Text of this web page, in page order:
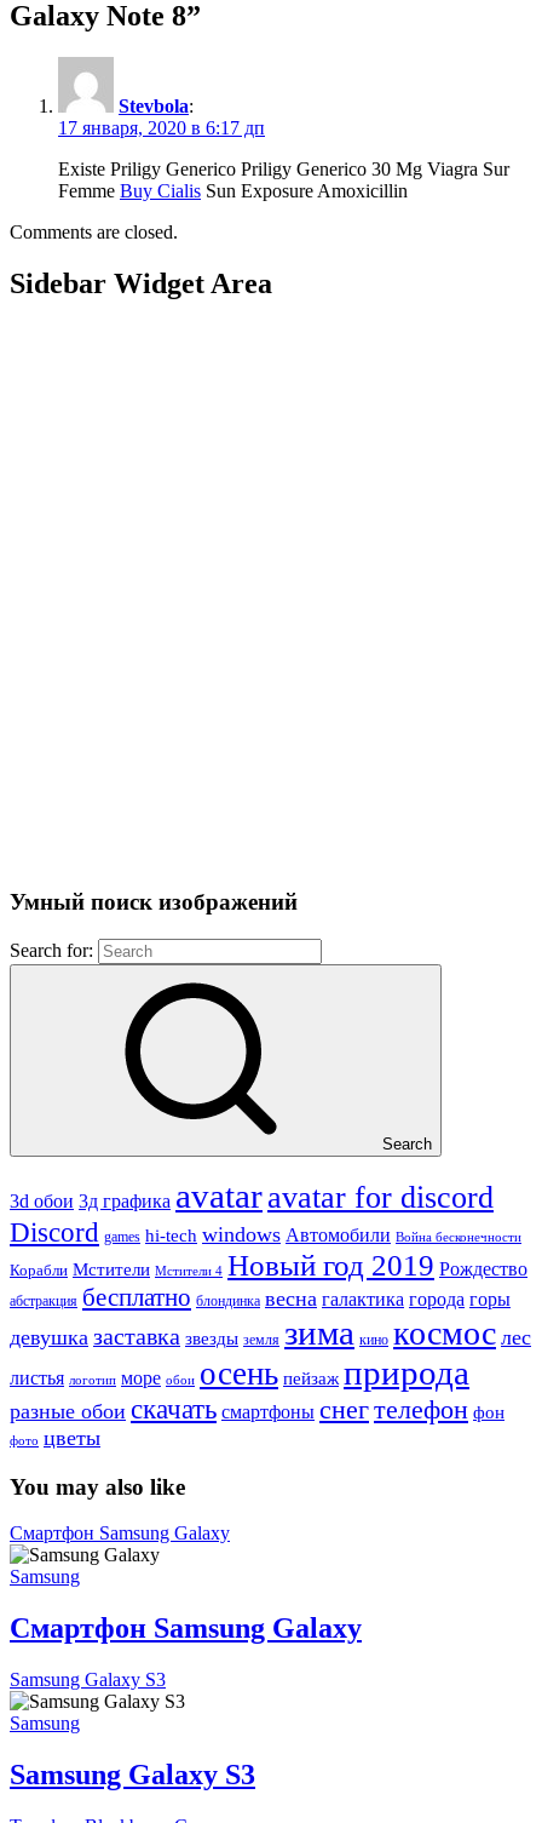
Galaxy Note 8”
Stevbola:
17 января, 2020 в 6:17 дп
Existe Priligy Generico Priligy Generico 30 Mg Viagra Sur
Femme Buy Cialis Sun Exposure Amoxicillin
Comments are closed.
Sidebar Widget Area
Умный поиск изображений
Search for:
Search
3d обои 3д графика avataravatar for discord
Discord games hi-tech windows Автомобили Война бесконечности
Корабли Мстители Мстители 4 Новый год 2019 Рождество
абстракция бесплатно блондинка весна галактика города горы
девушка заставка звезды земля зима кино космос лес
листья логотип море обои осень пейзаж природа
разные обои скачать смартфоны снегтелефон фон
фото цветы
You may also like
Смартфон Samsung Galaxy
Samsung
Смартфон Samsung Galaxy
Samsung Galaxy S3
Samsung
Samsung Galaxy S3